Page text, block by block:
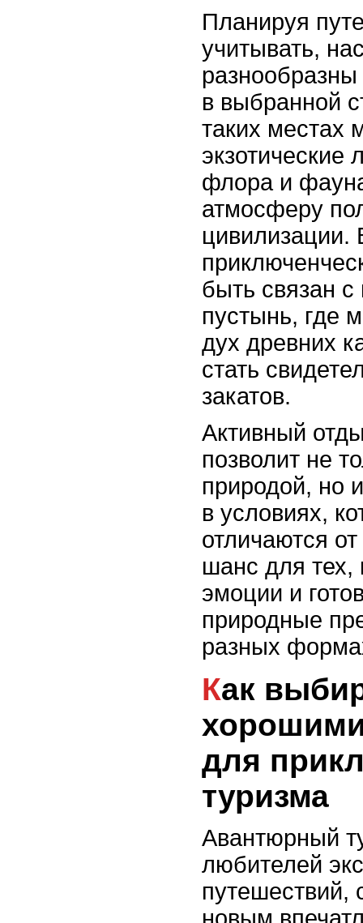
Планируя
учитывать,
в выбранной
таких местах
экзотические
флора и
атмосферу
цивилизации.
быть связан
пустынь, где
дух древних
стать
закатов.
Активный
позволит не
природой, но
в условиях,
отличаются
шанс для тех,
эмоции и
природные
разных
Как выбирать страну с
для
туризма
Авантюрный
любителей
путешествий,